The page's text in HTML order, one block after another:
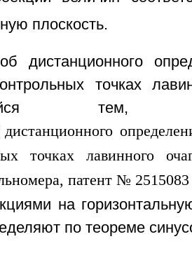
плоскость.
дистанционного
точках
на
по теореме